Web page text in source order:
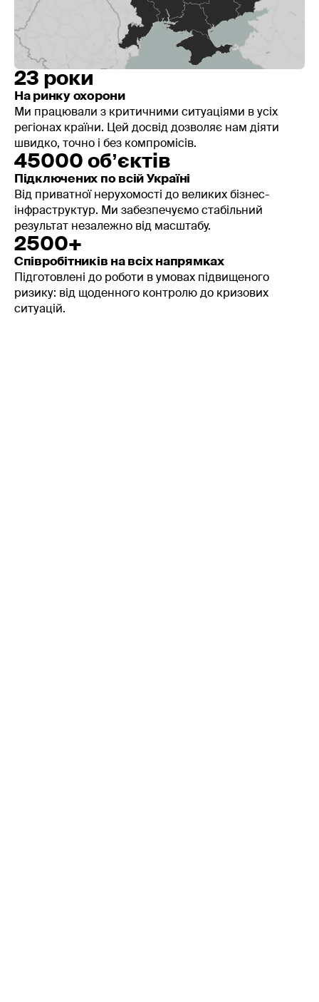
Скільки часу займає оцінка?
Це залежить від розміру компанії, кількості систем і
того, наскільки легко зібрати дані й поговорити з
відповідальними. Зазвичай ідеться про кілька тижнів
для невеликих і середніх організацій. Орієнтовні
строки ми обговорюємо вже на першій розмові.
Чи впливає перевірка на роботу систем?
Більшість дій не чіпає робочі сервіси напряму:
аналізуємо схеми, налаштування, журнали, говоримо
з командою. Якщо потрібні кроки, що можуть
вплинути на роботу, їх плануємо окремо й обираємо
безпечний час.
Чим це відрізняється від аудиту безпеки?
Класичний аудит зазвичай про відповідність вимогам
і стандартам. Наша послуга - про практику: що може
«впасти», як швидко це помітять і як відбуватиметься
реагування на кіберінциденти - хто діє, що
вимикається, як не втратити час.
23 роки
На ринку охорони
Ми працювали з критичними ситуаціями в усіх
регіонах країни. Цей досвід дозволяє нам діяти
швидко, точно і без компромісів.
45000 обʼєктів
Підключених по всій Україні
Від приватної нерухомості до великих бізнес-
інфраструктур. Ми забезпечуємо стабільний
результат незалежно від масштабу.
2500+
Співробітників на всіх напрямках
Підготовлені до роботи в умовах підвищеного
ризику: від щоденного контролю до кризових
ситуацій.